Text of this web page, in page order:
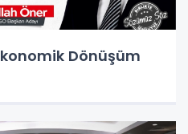
Dönüşüm